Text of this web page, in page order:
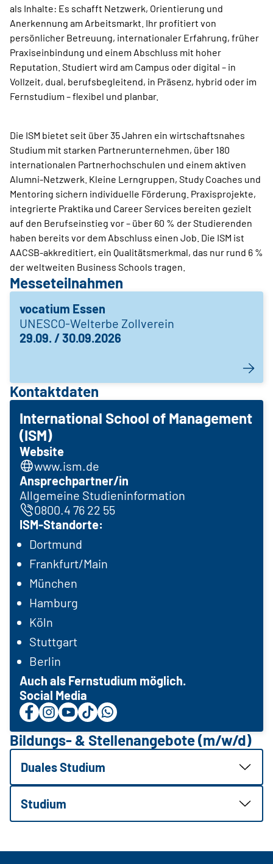
als Inhalte: Es schafft Netzwerk, Orientierung und
Anerkennung am Arbeitsmarkt. Ihr profitiert von
persönlicher Betreuung, internationaler Erfahrung, früher
Praxiseinbindung und einem Abschluss mit hoher
Reputation. Studiert wird am Campus oder digital – in
Vollzeit, dual, berufsbegleitend, in Präsenz, hybrid oder im
Fernstudium – flexibel und planbar.
Die ISM bietet seit über 35 Jahren ein wirtschaftsnahes
Studium mit starken Partnerunternehmen, über 180
internationalen Partnerhochschulen und einem aktiven
Alumni-Netzwerk. Kleine Lerngruppen, Study Coaches und
Mentoring sichern individuelle Förderung. Praxisprojekte,
integrierte Praktika und Career Services bereiten gezielt
auf den Berufseinstieg vor – über 60 % der Studierenden
haben bereits vor dem Abschluss einen Job. Die ISM ist
AACSB-akkreditiert, ein Qualitätsmerkmal, das nur rund 6 %
der weltweiten Business Schools tragen.
Messeteilnahmen
vocatium Essen
UNESCO-Welterbe Zollverein
29.09. / 30.09.2026
Kontaktdaten
International School of Management
(ISM)
Website
www.ism.de
Ansprechpartner/in
Allgemeine Studieninformation
0800.4 76 22 55
ISM-Standorte:
Dortmund
Frankfurt/Main
München
Hamburg
Köln
Stuttgart
Berlin
Auch als Fernstudium möglich.
Social Media
Bildungs- & Stellenangebote (m/w/d)
Duales Studium
Studium